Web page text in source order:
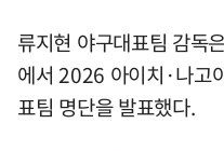
류지현 야구대표팀 감독
에서 2026 아이치·나고
표팀 명단을 발표했다.